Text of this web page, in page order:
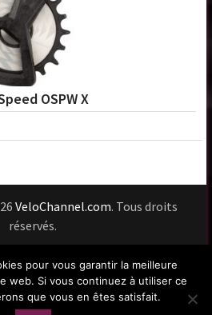
OSPW X
VeloChannel.com. Tous droits
réservés.
Contact
Velo At Large !
pour vous garantir la meilleure
web. Si vous continuez à utiliser ce
que vous en êtes satisfait.